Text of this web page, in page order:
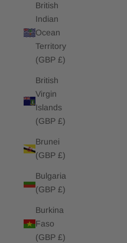
British
Indian
Ocean
Territory
(GBP £)
British
Virgin
Islands
(GBP £)
Brunei
(GBP £)
Bulgaria
(GBP £)
Burkina
Faso
(GBP £)